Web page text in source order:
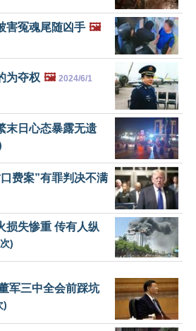
害冤魂尾随凶手 🖼️
为夺权 🖼️ 2024/6/1
末日心态暴露无遗
费案”有罪判决不满
损失惨重 传有人纵
次)
军三中全会前踩坑
)